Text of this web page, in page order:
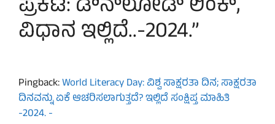
ವಿಧಾನ ಇಲ್ಲಿದೆ..-2024.”
Pingback:World Literacy Day: ವಿಶ್ವ ಸಾಕ್ಷರತಾ ದಿನ; ಸಾಕ್ಷರತಾ
ದಿನವನ್ನು ಏಕೆ ಆಚರಿಸಲಾಗುತ್ತದೆ? ಇಲ್ಲಿದೆ ಸಂಕ್ಷಿಪ್ತ ಮಾಹಿತಿ
-2024. -